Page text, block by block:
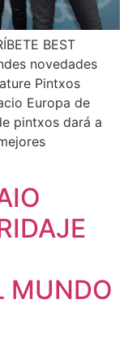
BEST
novedades
Pintxos
Europa de
pintxos dará a
MUNDO